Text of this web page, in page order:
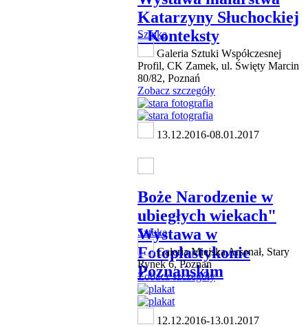
Katarzyny Słuchockiej
- Konteksty
Sztuka
Galeria Sztuki Współczesnej
Profil, CK Zamek, ul. Święty Marcin
80/82, Poznań
Zobacz szczegóły
13.12.2016-08.01.2017
Boże Narodzenie w
ubiegłych wiekach"
Wystawa w
Fotoplastykonie
Poznańskim
Sztuka
Galeria Miejska Arsenał, Stary
Rynek 6, Poznań
Zobacz szczegóły
12.12.2016-13.01.2017